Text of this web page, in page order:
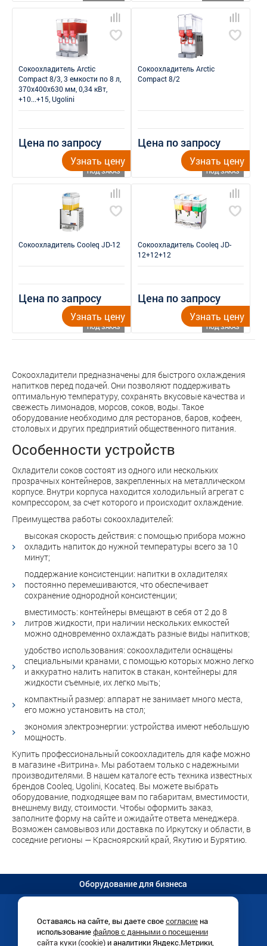
Оставаясь на сайте, вы даете своесогласиена
использованиефайлов с данными о посещении
сайта куки (cookie)и аналитики Яндекс.Метрики,
Сокоохладитель Arctic
Compact 8/3, 3 емкости по 8 л,
370x400x630 мм, 0,34 кВт,
+10...+15, Ugolini
Цена по запросу
ПОД ЗАКАЗ
Узнать цену
Сокоохладитель Arctic
Compact 8/2
Цена по запросу
ПОД ЗАКАЗ
Узнать цену
Сокоохладитель Cooleq JD-12
Цена по запросу
ПОД ЗАКАЗ
Узнать цену
Сокоохладитель Cooleq JD-
12+12+12
Цена по запросу
ПОД ЗАКАЗ
Узнать цену
Сокоохладители предназначены для быстрого охлаждения
напитков перед подачей. Они позволяют поддерживать
оптимальную температуру, сохранять вкусовые качества и
свежесть лимонадов, морсов, соков, воды. Такое
оборудование необходимо для ресторанов, баров, кофеен,
столовых и других предприятий общественного питания.
Особенности устройств
Охладители соков состоят из одного или нескольких
прозрачных контейнеров, закрепленных на металлическом
корпусе. Внутри корпуса находится холодильный агрегат с
компрессором, за счет которого и происходит охлаждение.
Преимущества работы сокоохладителей:
высокая скорость действия: с помощью прибора можно
охладить напиток до нужной температуры всего за 10
минут;
поддержание консистенции: напитки в охладителях
постоянно перемешиваются, что обеспечивает
сохранение однородной консистенции;
вместимость: контейнеры вмещают в себя от 2 до 8
литров жидкости, при наличии нескольких емкостей
можно одновременно охлаждать разные виды напитков;
удобство использования: сокоохладители оснащены
специальными кранами, с помощью которых можно легко
и аккуратно налить напиток в стакан, контейнеры для
жидкости съемные, их легко мыть;
компактный размер: аппарат не занимает много места,
его можно установить на стол;
экономия электроэнергии: устройства имеют небольшую
мощность.
Купить профессиональный сокоохладитель для кафе можно
в магазине «Витрина». Мы работаем только с надежными
производителями. В нашем каталоге есть техника известных
брендов Cooleq, Ugolini, Kocateq. Вы можете выбрать
оборудование, подходящее вам по габаритам, вместимости,
внешнему виду, стоимости. Чтобы оформить заказ,
заполните форму на сайте и ожидайте ответа менеджера.
Возможен самовывоз или доставка по Иркутску и области, в
соседние регионы — Красноярский край, Якутию и Бурятию.
Оборудование для бизнеса
Иркутск, Раб. Штаба, 1/8 (схема)